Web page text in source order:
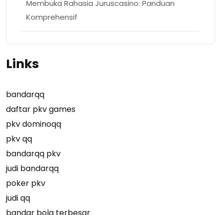
Membuka Rahasia Juruscasino: Panduan
Komprehensif
Links
bandarqq
daftar pkv games
pkv dominoqq
pkv qq
bandarqq pkv
judi bandarqq
poker pkv
judi qq